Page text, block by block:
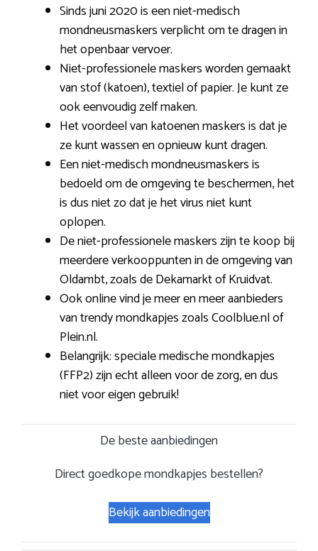
Sinds juni 2020 is een niet-medisch
mondneusmaskers verplicht om te dragen in
het openbaar vervoer.
Niet-professionele maskers worden gemaakt
van stof (katoen), textiel of papier. Je kunt ze
ook eenvoudig zelf maken.
Het voordeel van katoenen maskers is dat je
ze kunt wassen en opnieuw kunt dragen.
Een niet-medisch mondneusmaskers is
bedoeld om de omgeving te beschermen, het
is dus niet zo dat je het virus niet kunt
oplopen.
De niet-professionele maskers zijn te koop bij
meerdere verkooppunten in de omgeving van
Oldambt, zoals de Dekamarkt of Kruidvat.
Ook online vind je meer en meer aanbieders
van trendy mondkapjes zoals Coolblue.nl of
Plein.nl.
Belangrijk: speciale medische mondkapjes
(FFP2) zijn echt alleen voor de zorg, en dus
niet voor eigen gebruik!
De beste aanbiedingen
Direct goedkope mondkapjes bestellen?
Bekijk aanbiedingen